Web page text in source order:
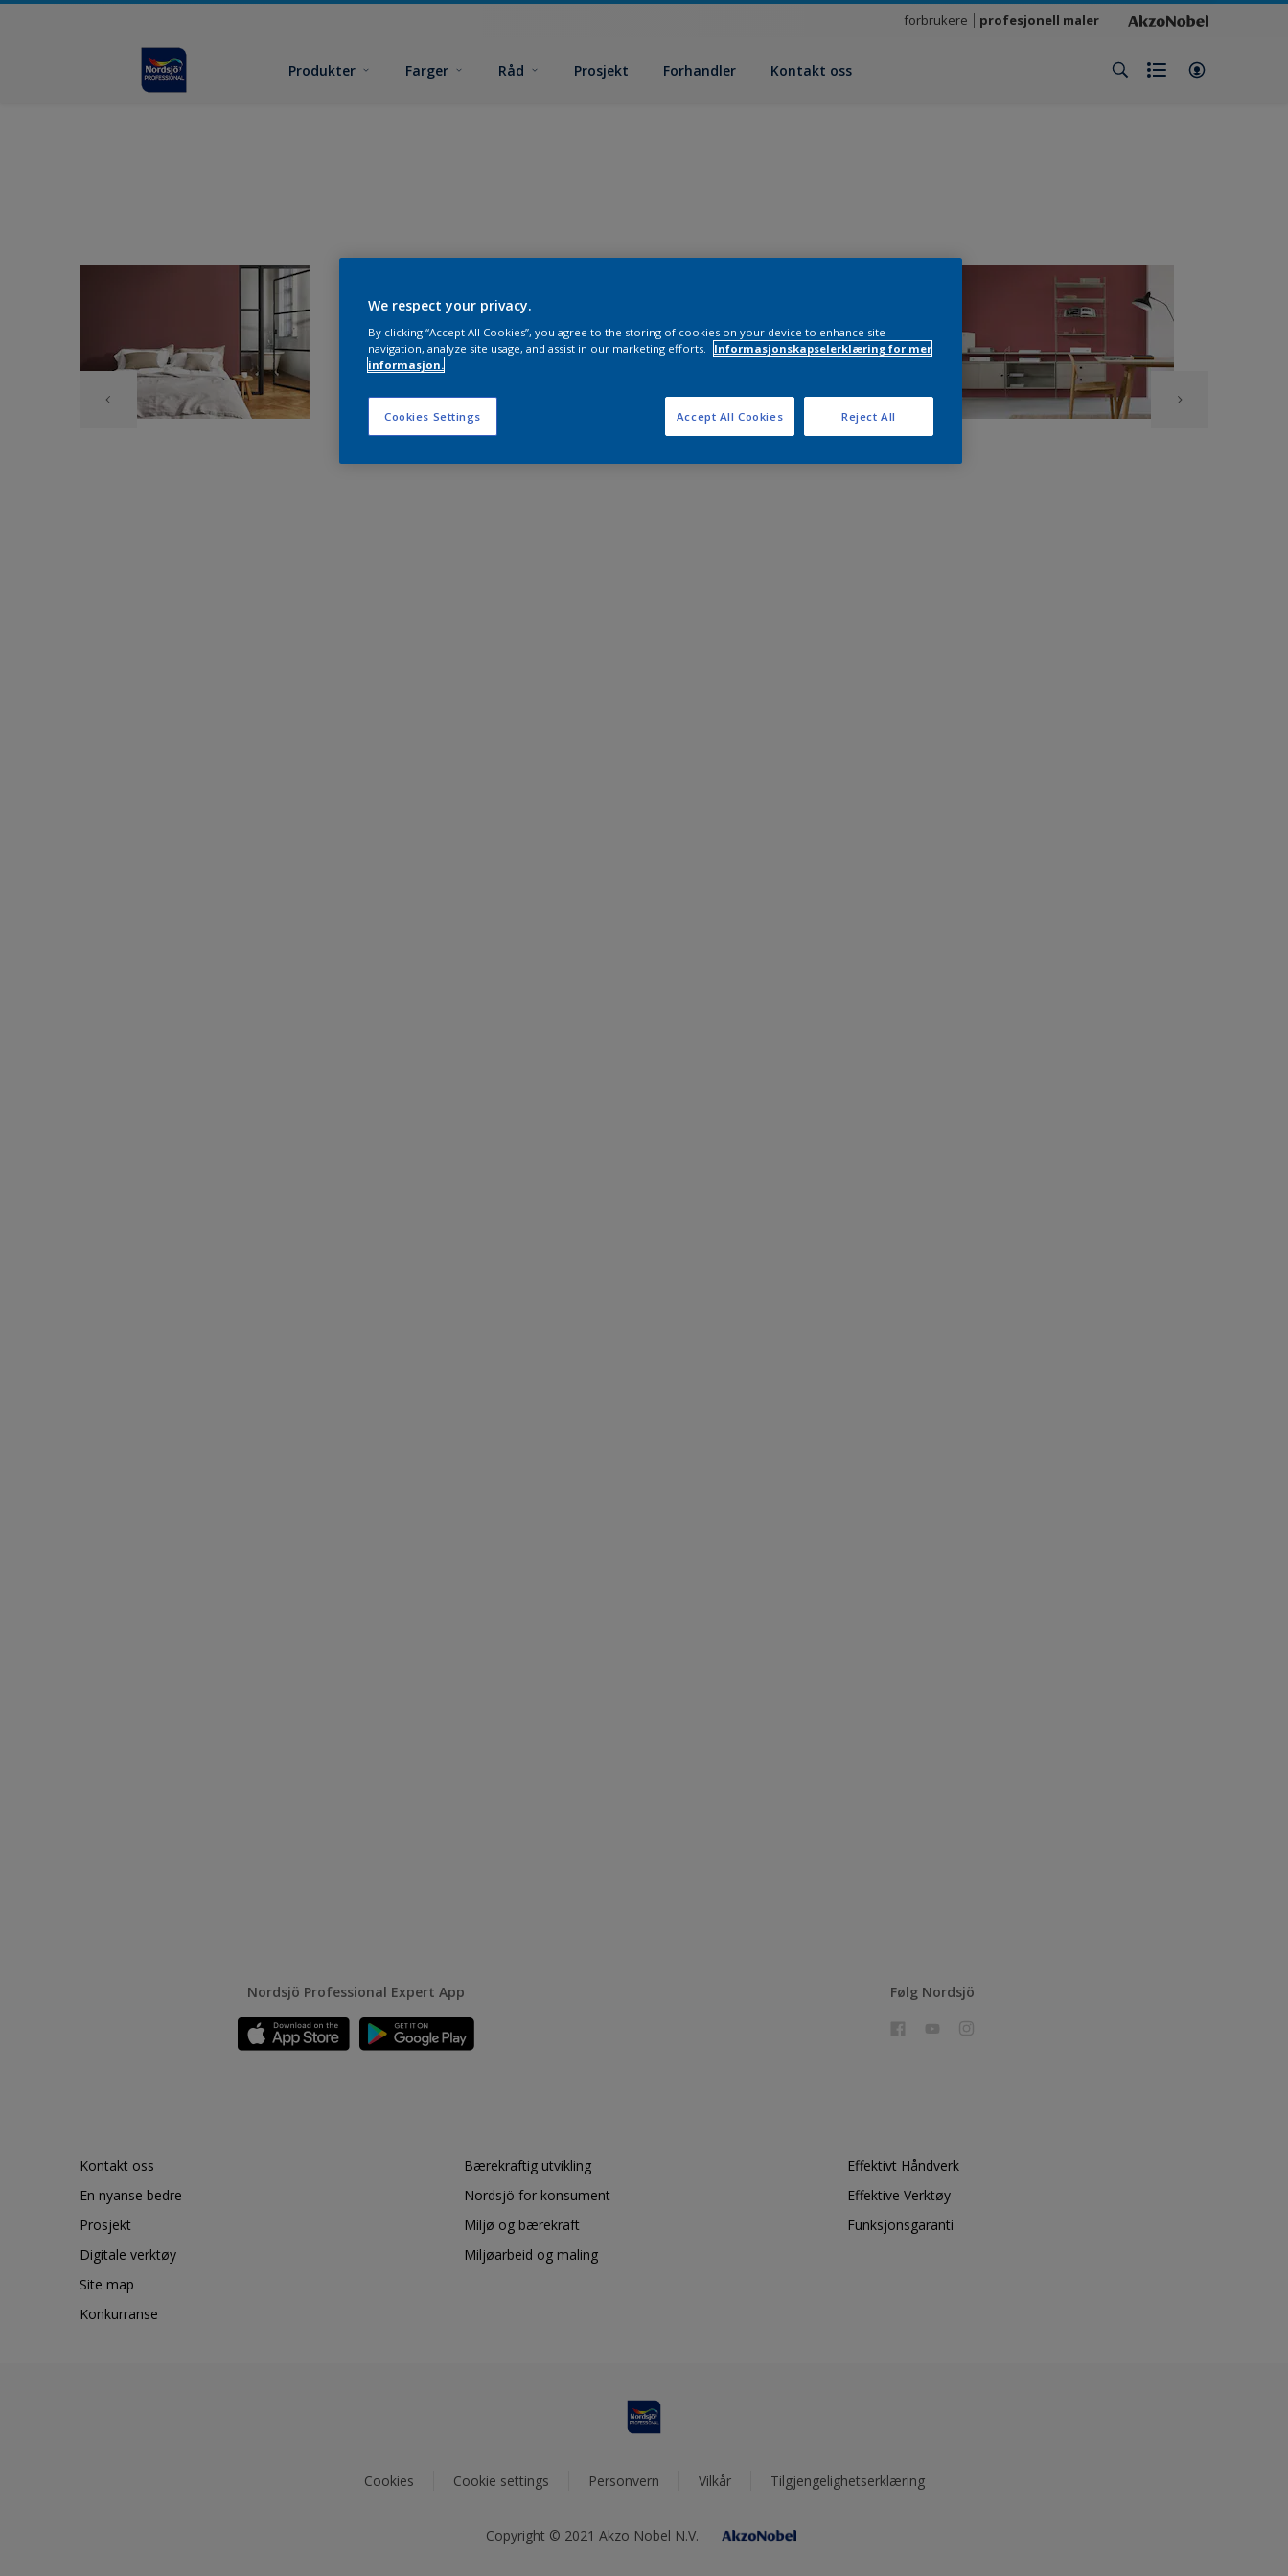
forbrukere profesjonell maler
Produkter Farger Råd Prosjekt Forhandler Kontakt oss
Nordsjö Professional Expert App Følg Nordsjö
Kontakt oss
En nyanse bedre
Prosjekt
Digitale verktøy
Site map
Konkurranse
Bærekraftig utvikling
Nordsjö for konsument
Miljø og bærekraft
Miljøarbeid og maling
Effektivt Håndverk
Effektive Verktøy
Funksjonsgaranti
Cookies Cookie settings Personvern Vilkår Tilgjengelighetserklæring
Copyright © 2021 Akzo Nobel N.V.
We respect your privacy.
By clicking “Accept All Cookies”, you agree to the storing of cookies on your device to enhance site
navigation, analyze site usage, and assist in our marketing efforts.
Informasjonskapselerklæring for mer
informasjon.
Cookies Settings Reject All
Accept All Cookies